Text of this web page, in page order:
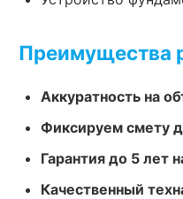
Преимущества
Аккуратность на
Фиксируем смету
Гарантия до 5 лет
Качественный